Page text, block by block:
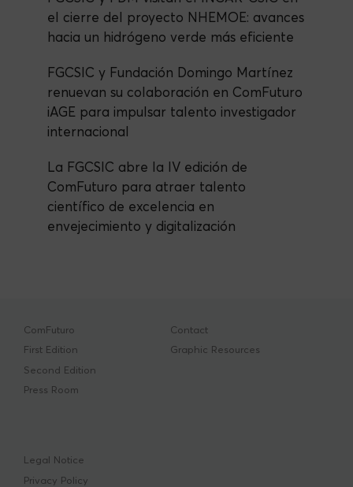
el cierre del proyecto NHEMOE: avances
hacia un hidrógeno verde más eficiente
FGCSIC y Fundación Domingo Martínez
renuevan su colaboración en ComFuturo
iAGE para impulsar talento investigador
internacional
La FGCSIC abre la IV edición de
ComFuturo para atraer talento
científico de excelencia en
envejecimiento y digitalización
ComFuturo
First Edition
Second Edition
Press Room
Contact
Graphic Resources
Legal Notice
Privacy Policy